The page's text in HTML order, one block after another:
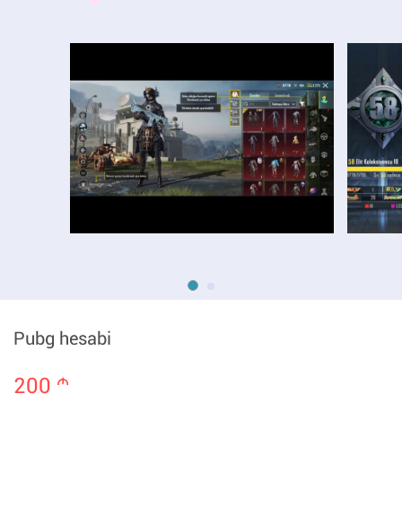
Pubg hesabi
200 m